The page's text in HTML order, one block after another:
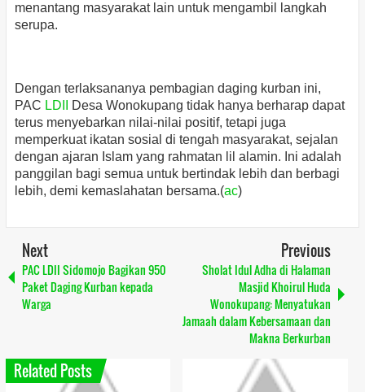
menantang masyarakat lain untuk mengambil langkah
serupa.
Dengan terlaksananya pembagian daging kurban ini,
PAC LDII
Desa Wonokupang tidak hanya berharap dapat
terus menyebarkan nilai-nilai positif, tetapi juga
memperkuat ikatan sosial di tengah masyarakat, sejalan
dengan ajaran Islam yang rahmatan lil alamin. Ini adalah
panggilan bagi semua untuk bertindak lebih dan berbagi
lebih, demi kemaslahatan bersama.(ac)
Next
PAC LDII Sidomojo Bagikan 950
Paket Daging Kurban kepada
Warga
Previous
Sholat Idul Adha di Halaman
Masjid Khoirul Huda
Wonokupang: Menyatukan
Jamaah dalam Kebersamaan dan
Makna Berkurban
Related Posts